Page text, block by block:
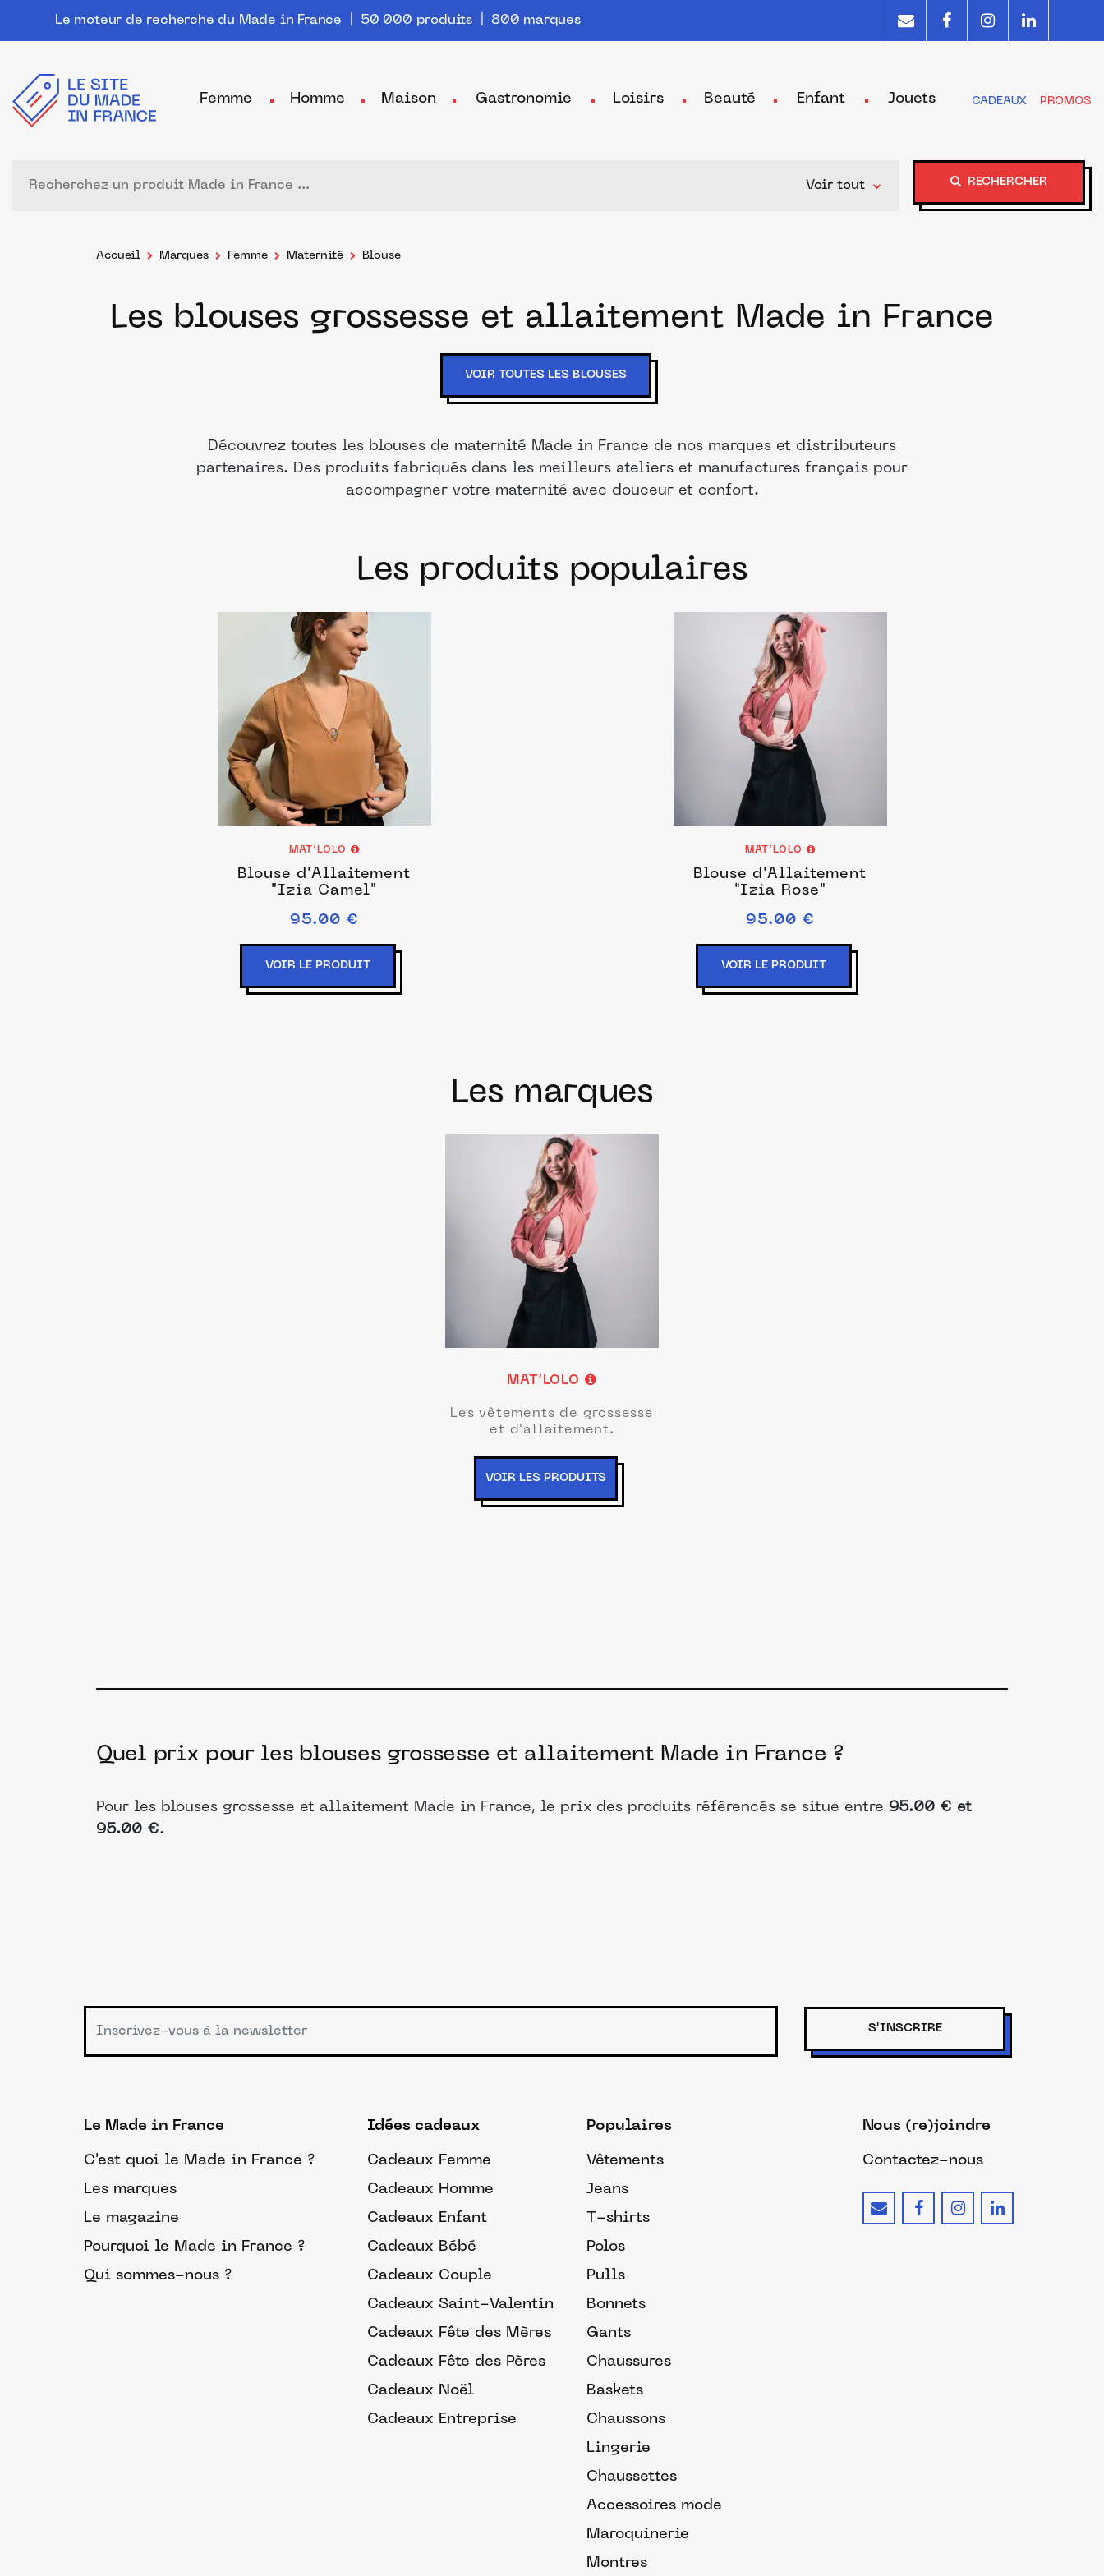
Le moteur de recherche du Made in France | 50 000 produits | 800 marques
Femme Homme Maison Gastronomie Loisirs Beauté Enfant Jouets CADEAUX PROMOS
Voir tout RECHERCHER
Accueil Marques Femme Maternité Blouse
Les blouses grossesse et allaitement Made in France
VOIR TOUTES LES BLOUSES
Découvrez toutes les blouses de maternité Made in France de nos marques et distributeurs
partenaires. Des produits fabriqués dans les meilleurs ateliers et manufactures français pour
accompagner votre maternité avec douceur et confort.
Les produits populaires
MAT’LOLO
Blouse d'Allaitement
"Izia Camel"
95.00 €
VOIR LE PRODUIT
MAT’LOLO
Blouse d'Allaitement
"Izia Rose"
95.00 €
VOIR LE PRODUIT
Les marques
MAT’LOLO
Les vêtements de grossesse
et d'allaitement.
VOIR LES PRODUITS
Quel prix pour les blouses grossesse et allaitement Made in France ?
Pour les blouses grossesse et allaitement Made in France, le prix des produits référencés se situe entre 95.00 € et
95.00 €.
S'INSCRIRE
Le Made in France
C'est quoi le Made in France ?
Les marques
Le magazine
Pourquoi le Made in France ?
Qui sommes-nous ?
Idées cadeaux
Cadeaux Femme
Cadeaux Homme
Cadeaux Enfant
Cadeaux Bébé
Cadeaux Couple
Cadeaux Saint-Valentin
Cadeaux Fête des Mères
Cadeaux Fête des Pères
Cadeaux Noël
Cadeaux Entreprise
Populaires
Vêtements
Jeans
T-shirts
Polos
Pulls
Bonnets
Gants
Chaussures
Baskets
Chaussons
Lingerie
Chaussettes
Accessoires mode
Maroquinerie
Montres
Nous (re)joindre
Contactez-nous